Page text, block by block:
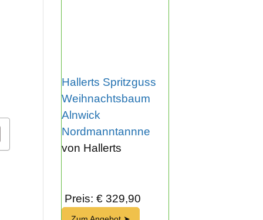
Hallerts Spritzguss
Weihnachtsbaum
Alnwick
Nordmanntannne
von Hallerts
Preis: € 329,90